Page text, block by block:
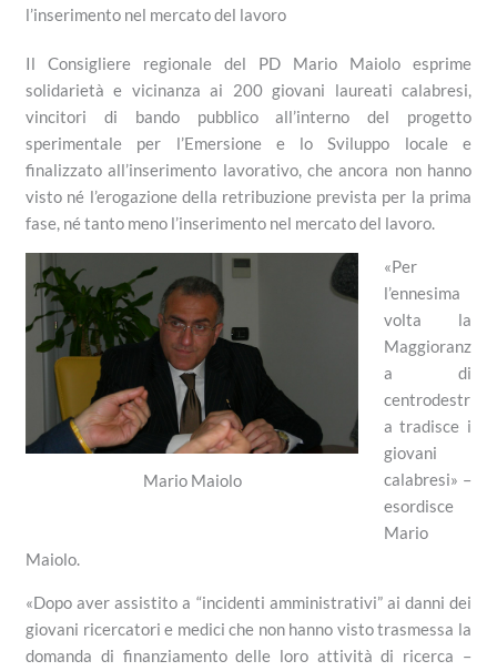
l’inserimento nel mercato del lavoro
Il Consigliere regionale del PD Mario Maiolo esprime
solidarietà e vicinanza ai 200 giovani laureati calabresi,
vincitori di bando pubblico all’interno del progetto
sperimentale per l’Emersione e lo Sviluppo locale e
finalizzato all’inserimento lavorativo, che ancora non hanno
visto né l’erogazione della retribuzione prevista per la prima
fase, né tanto meno l’inserimento nel mercato del lavoro.
Mario Maiolo
«Per
l’ennesima
volta la
Maggioranz
a di
centrodestr
a tradisce i
giovani
calabresi» –
esordisce
Mario
Maiolo.
«Dopo aver assistito a “incidenti amministrativi” ai danni dei
giovani ricercatori e medici che non hanno visto trasmessa la
domanda di finanziamento delle loro attività di ricerca –